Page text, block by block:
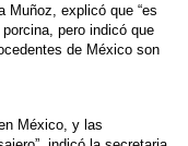
Muñoz, explicó que “es
pero indicó que
de México son
México, y las